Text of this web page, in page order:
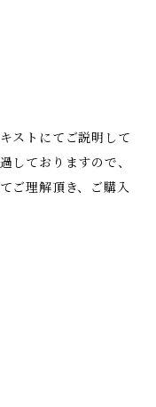
ストにてご説明して
しておりますので、
ご理解頂き、ご購入